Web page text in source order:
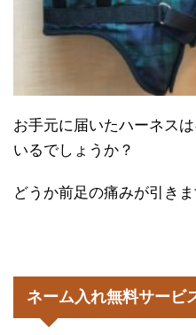
お手元に届いたハーネス
いるでしょうか？
どうか前足の痛みが引きま
ネーム入れ無料サービ